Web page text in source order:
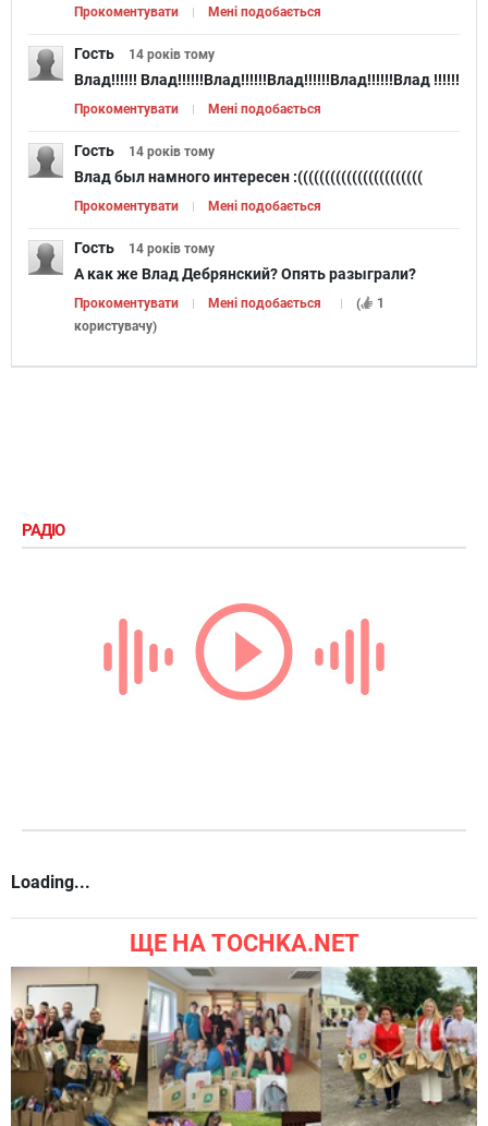
Прокоментувати Мені подобається
Гость 14 років тому
Влад!!!!!! Влад!!!!!!Влад!!!!!!Влад!!!!!!Влад!!!!!!Влад !!!!!!
Прокоментувати Мені подобається
Гость 14 років тому
Влад был намного интересен :(((((((((((((((((((((((
Прокоментувати Мені подобається
Гость 14 років тому
А как же Влад Дебрянский? Опять разыграли?
Прокоментувати Мені подобається (
1
користувачу)
РАДІО
Loading...
ЩЕ НА TOCHKA.NET